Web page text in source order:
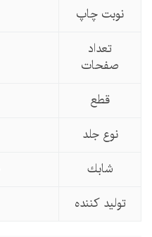
نوبت چاپ
تعداد
صفحات
قطع
نوع جلد
شابك
تولید كننده